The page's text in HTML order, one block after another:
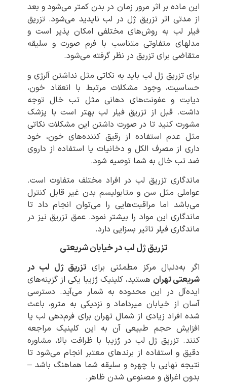
این ماده بر اثر مرور زمان در بدن کمتر ‌می‌شود و بعد
از مدتی اثر تزریق ژل در لب ناپدید ‌می‌شود. تزریق
فیلر لب به روش‌‌های مختلفی امکان پذیر است و
مدلهای متفاوتی متناسب با فرم صورت و سلیقه
متقاضی برای تزریق در نظر گرفته ‌می‌شود.
برای تزریق ژل لب باید به نکاتی مثل نداشتن آلرژی و
حساسیت، وجود مشکلات مرتبط با انعقاد خون،
دیابت و عفونت‌‌های دهانی مثل تب خال توجه
داشت. قبل از تزریق فیلر لب بهتر است با پزشک
مشورت کنید تا در صورت داشتن این مشکلات نکاتی
مثل عدم استفاده از رقیق کننده‌‌های خون، خود
داری از مصرف الکل و دخانیات یا استفاده از داروی
ضد تب خال به شما توصیه شود.
ماندگاری تزریق لب در افراد مختلف متفاوت است.
عواملی مثل سن و متابولیسم بدن غیر قابل کنترل
‌می‌باشد اما مراقبت‌‌هایی را ‌می‌توان انجام داد تا
ماندگاری این مواد را بیشتر نمود. عمق تزریق نیز در
ماندگاری فیلر تاثیر بسزایی دارد.
تزریق ژل لب در خیابان شریعتی
اگر به‌دنبال مرکز مطمئنی برای تزریق ژل لب در
شریعتی تهران هستید، کلینیک رُزیبا یکی از گزینه‌های
ایده‌آل در این محدوده به شمار می‌آید. دسترسی
آسان از خیابان میرداماد و نزدیکی به مترو، باعث
شده افراد زیادی از شمال تهران برای فرم‌دهی لب یا
افزایش حجم طبیعی آن به این کلینیک مراجعه
کنند. تزریق ژل لب در رُزیبا با ظرافت بالا، مشاوره
دقیق و استفاده از برندهای معتبر انجام می‌شود تا
نتیجه نهایی با چهره‌ و سلیقه‌ شما هماهنگ باشد –
بدون اغراق و مصنوعی شدن ظاهر.